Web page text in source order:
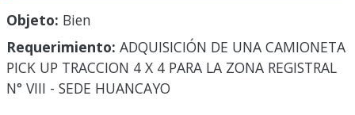
Objeto: Bien
Requerimiento: ADQUISICIÓN DE UNA CAMIONETA
PICK UP TRACCION 4 X 4 PARA LA ZONA REGISTRAL
N° VIII - SEDE HUANCAYO